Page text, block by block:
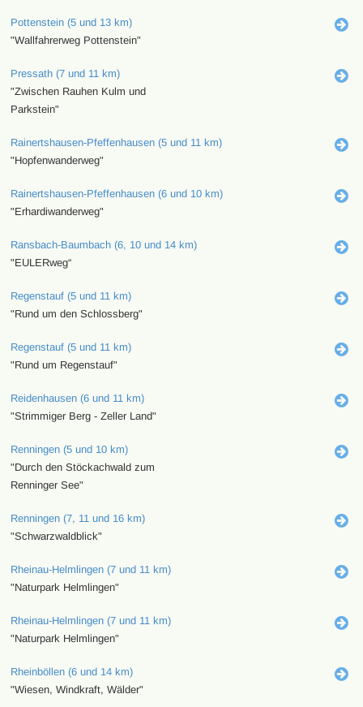
Pottenstein (5 und 13 km)
"Wallfahrerweg Pottenstein"
Pressath (7 und 11 km)
"Zwischen Rauhen Kulm und
Parkstein"
Rainertshausen-Pfeffenhausen (5 und 11 km)
"Hopfenwanderweg"
Rainertshausen-Pfeffenhausen (6 und 10 km)
"Erhardiwanderweg"
Ransbach-Baumbach (6, 10 und 14 km)
"EULERweg“
Regenstauf (5 und 11 km)
"Rund um den Schlossberg"
Regenstauf (5 und 11 km)
"Rund um Regenstauf"
Reidenhausen (6 und 11 km)
"Strimmiger Berg - Zeller Land"
Renningen (5 und 10 km)
"Durch den Stöckachwald zum
Renninger See"
Renningen (7, 11 und 16 km)
"Schwarzwaldblick"
Rheinau-Helmlingen (7 und 11 km)
"Naturpark Helmlingen"
Rheinau-Helmlingen (7 und 11 km)
"Naturpark Helmlingen"
Rheinböllen (6 und 14 km)
"Wiesen, Windkraft, Wälder"